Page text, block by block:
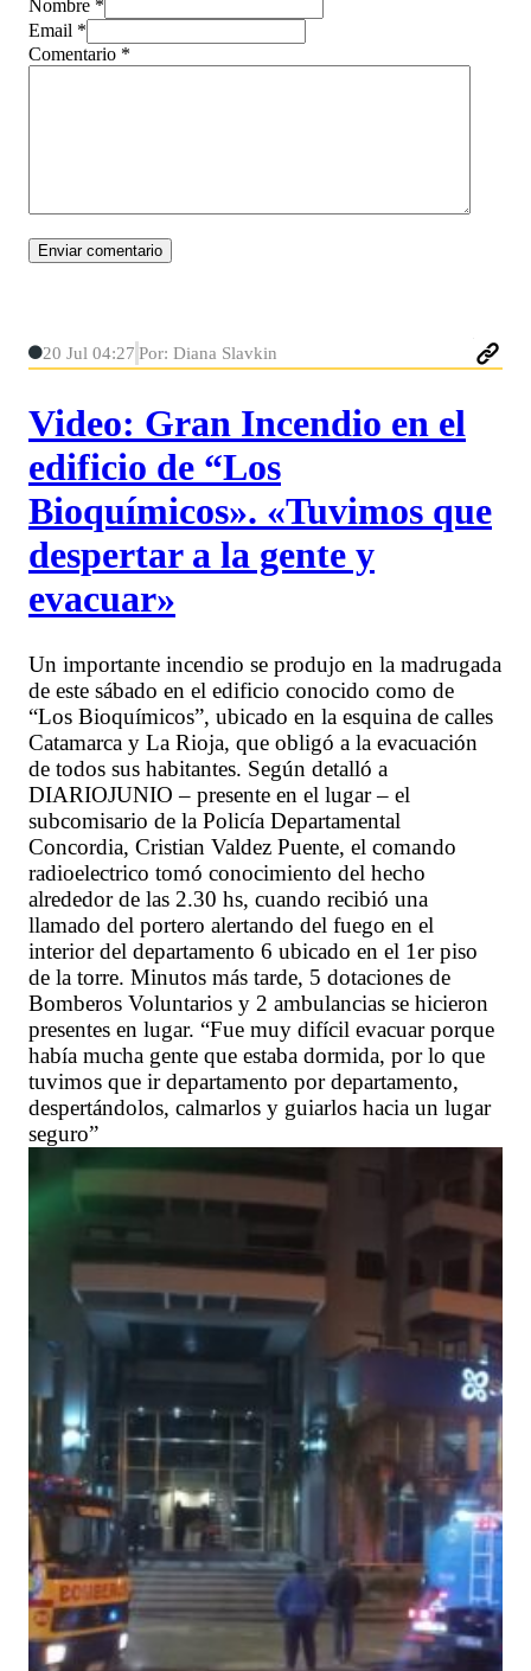
Nombre *
Email *
Comentario *
20 Jul 04:27 Por: Diana Slavkin
Video: Gran Incendio en el
edificio de “Los
Bioquímicos». «Tuvimos que
despertar a la gente y
evacuar»
Un importante incendio se produjo en la madrugada
de este sábado en el edificio conocido como de
“Los Bioquímicos”, ubicado en la esquina de calles
Catamarca y La Rioja, que obligó a la evacuación
de todos sus habitantes. Según detalló a
DIARIOJUNIO – presente en el lugar – el
subcomisario de la Policía Departamental
Concordia, Cristian Valdez Puente, el comando
radioelectrico tomó conocimiento del hecho
alrededor de las 2.30 hs, cuando recibió una
llamado del portero alertando del fuego en el
interior del departamento 6 ubicado en el 1er piso
de la torre. Minutos más tarde, 5 dotaciones de
Bomberos Voluntarios y 2 ambulancias se hicieron
presentes en lugar. “Fue muy difícil evacuar porque
había mucha gente que estaba dormida, por lo que
tuvimos que ir departamento por departamento,
despertándolos, calmarlos y guiarlos hacia un lugar
seguro”